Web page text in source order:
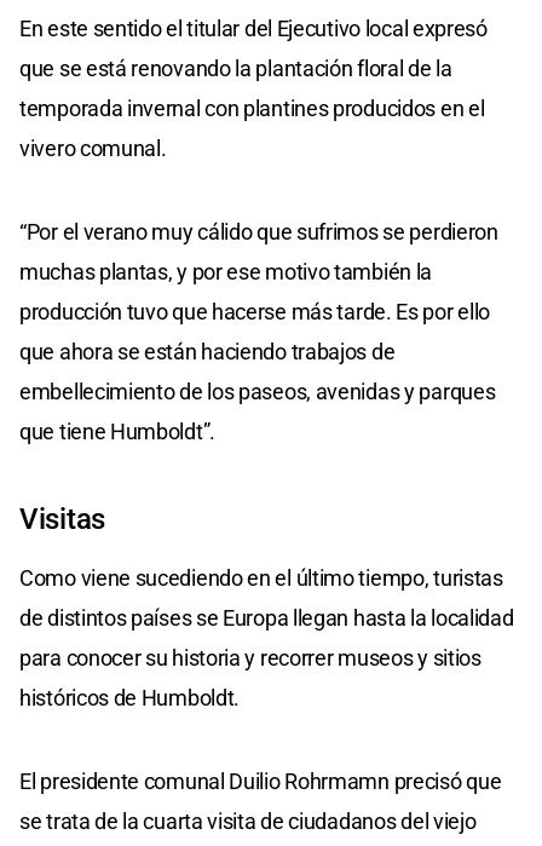
En este sentido el titular del Ejecutivo local expresó
que se está renovando la plantación floral de la
temporada invernal con plantines producidos en el
vivero comunal.
“Por el verano muy cálido que sufrimos se perdieron
muchas plantas, y por ese motivo también la
producción tuvo que hacerse más tarde. Es por ello
que ahora se están haciendo trabajos de
embellecimiento de los paseos, avenidas y parques
que tiene Humboldt”.
Visitas
Como viene sucediendo en el último tiempo, turistas
de distintos países se Europa llegan hasta la localidad
para conocer su historia y recorrer museos y sitios
históricos de Humboldt.
El presidente comunal Duilio Rohrmamn precisó que
se trata de la cuarta visita de ciudadanos del viejo